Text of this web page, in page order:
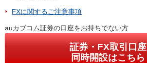
FXに関するご注意事項
auカブコム証券の口座をお持ちでない方
証券・FX取引口座
同時開設はこちら